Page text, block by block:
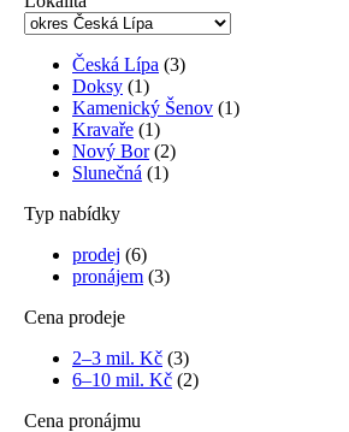
Česká Lípa (3)
Doksy (1)
Kamenický Šenov (1)
Kravaře (1)
Nový Bor(2)
Slunečná (1)
Typ nabídky
prodej (6)
pronájem (3)
Cena prodeje
2–3 mil. Kč (3)
6–10 mil. Kč (2)
Cena pronájmu